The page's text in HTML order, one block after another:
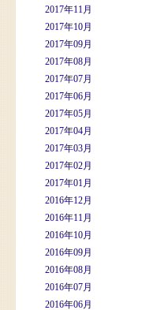
2017年11月
2017年10月
2017年09月
2017年08月
2017年07月
2017年06月
2017年05月
2017年04月
2017年03月
2017年02月
2017年01月
2016年12月
2016年11月
2016年10月
2016年09月
2016年08月
2016年07月
2016年06月